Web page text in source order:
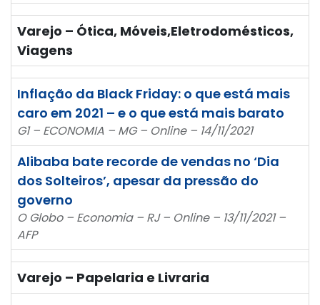
Varejo – Ótica, Móveis,Eletrodomésticos,
Viagens
Inflação da Black Friday: o que está mais
caro em 2021 – e o que está mais barato
G1 – ECONOMIA – MG – Online – 14/11/2021
Alibaba bate recorde de vendas no ‘Dia
dos Solteiros’, apesar da pressão do
governo
O Globo – Economia – RJ – Online – 13/11/2021 –
AFP
Varejo – Papelaria e Livraria